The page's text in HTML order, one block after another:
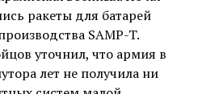
ракеты для батарей
SAMP-T.
уточнил, что армия в
лет не получила ни